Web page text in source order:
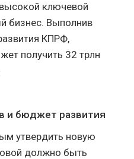
ключевой
бизнес. Выполнив
КПРФ,
получить 32 трлн
и бюджет развития
утвердить новую
должно быть